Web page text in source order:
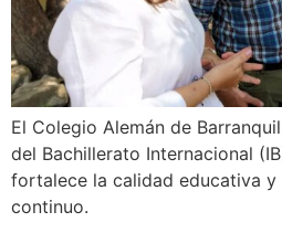
El Colegio Alemán de
del Bachillerato Internacional
fortalece la calidad educativa y
continuo.